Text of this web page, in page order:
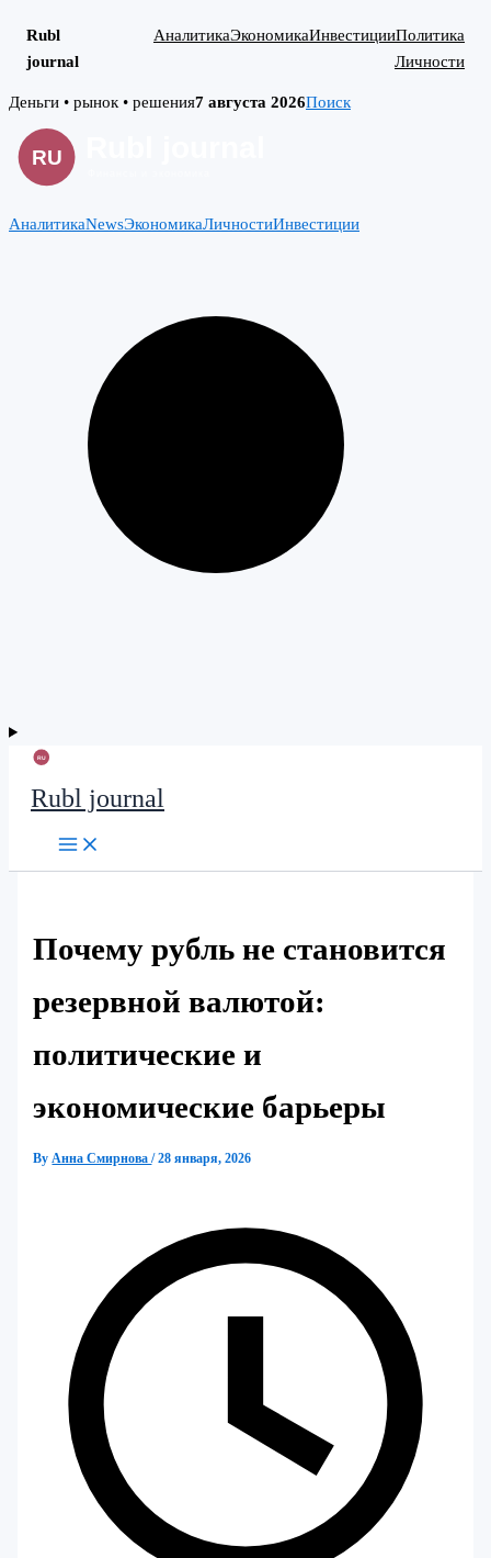
Rubl
journal
АналитикаЭкономикаИнвестицииПолитика
Личности
Skip
content
Деньги • рынок • решения7 августа 2026Поиск
АналитикаNewsЭкономикаЛичностиИнвестиции
Rubl journal
Почему рубль не становится
резервной валютой:
политические и
экономические барьеры
ByАнна Смирнова/28 января, 2026